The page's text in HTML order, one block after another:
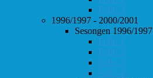
Follo 3
1996/1997 - 2000/2001
Sesongen 1996/1997
Follo 1
Follo 2
Follo 3
Follo 4